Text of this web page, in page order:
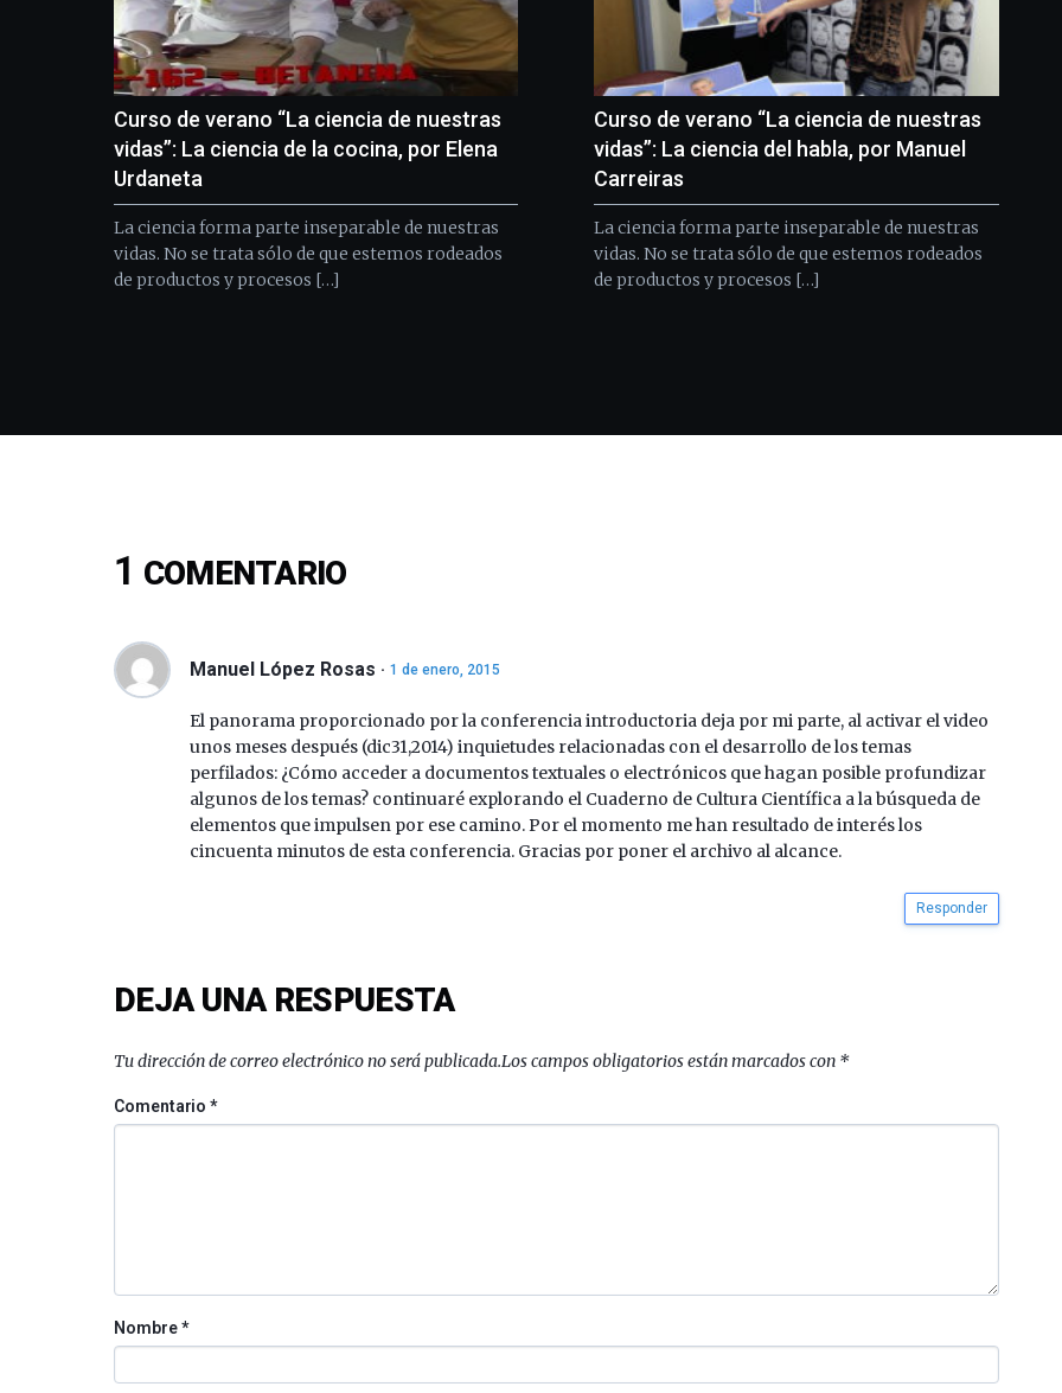
Curso de verano “La ciencia de nuestras
vidas”: La ciencia de la cocina, por Elena
Urdaneta
La ciencia forma parte inseparable de nuestras
vidas. No se trata sólo de que estemos rodeados
de productos y procesos […]
Curso de verano “La ciencia de nuestras
vidas”: La ciencia del habla, por Manuel
Carreiras
La ciencia forma parte inseparable de nuestras
vidas. No se trata sólo de que estemos rodeados
de productos y procesos […]
1 COMENTARIO
Manuel López Rosas 1 de enero, 2015
El panorama proporcionado por la conferencia introductoria deja por mi parte, al activar el video
unos meses después (dic31,2014) inquietudes relacionadas con el desarrollo de los temas
perfilados: ¿Cómo acceder a documentos textuales o electrónicos que hagan posible profundizar
algunos de los temas? continuaré explorando el Cuaderno de Cultura Científica a la búsqueda de
elementos que impulsen por ese camino. Por el momento me han resultado de interés los
cincuenta minutos de esta conferencia. Gracias por poner el archivo al alcance.
Responder
DEJA UNA RESPUESTA
Tu dirección de correo electrónico no será publicada.Los campos obligatorios están marcados con *
Comentario*
Nombre*